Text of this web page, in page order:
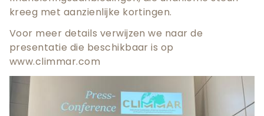
kreeg met aanzienlijke kortingen.
Voor meer details verwijzen we naar de
presentatie die beschikbaar is op
www.climmar.com
Teaser
afbeelding